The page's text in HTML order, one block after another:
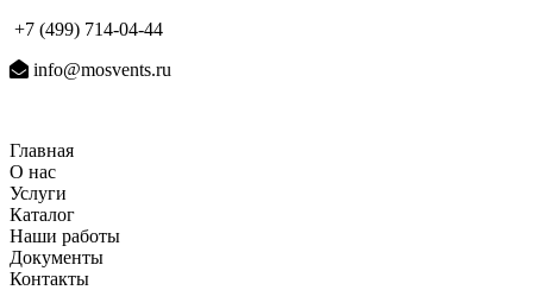
+7 (499) 714-04-44
info@mosvents.ru
Главная
О нас
Услуги
Каталог
Наши работы
Документы
Контакты